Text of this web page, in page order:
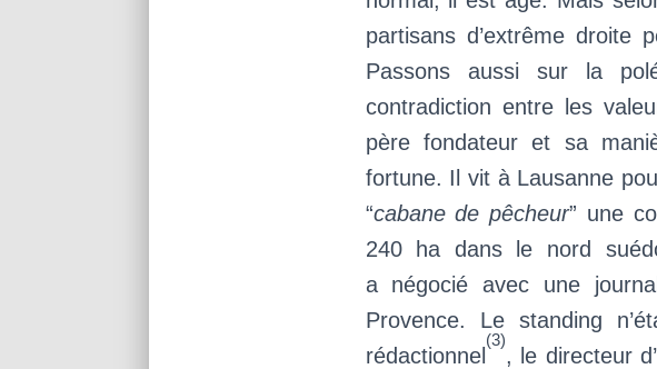
partisans d’extrême droite
Passons aussi sur la
contradiction entre les
père fondateur et sa
fortune. Il vit à Lausanne
“cabane de pêcheur” une
240 ha dans le nord
a négocié avec une
Provence. Le standing
rédactionnel
(3)
, le directeur